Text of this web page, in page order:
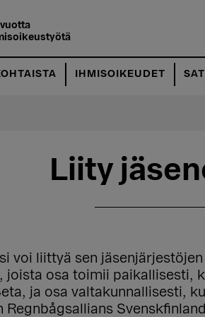
IHMISOIKEUDET
Liity
voi liittyä sen
joista osa toimii paikallisesti,
ja osa valtakunnallisesti,
Regnbågsallians